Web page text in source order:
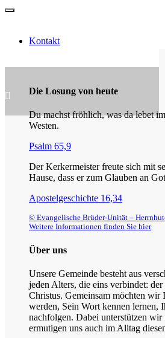
Kontakt
Die Losung von heute
Du machst fröhlich, was da lebet
Westen.
Psalm 65,9
Der Kerkermeister freute sich mit
Hause, dass er zum Glauben an
Apostelgeschichte 16,34
© Evangelische Brüder-Unität –
Weitere Informationen finden Sie hier
Über uns
Unsere Gemeinde besteht aus
jeden Alters, die eins verbindet: der
Christus. Gemeinsam möchten wir
werden, Sein Wort kennen lernen,
nachfolgen. Dabei unterstützen wir
ermutigen uns auch im Alltag